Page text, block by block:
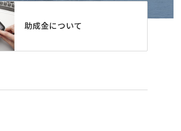
助成金について